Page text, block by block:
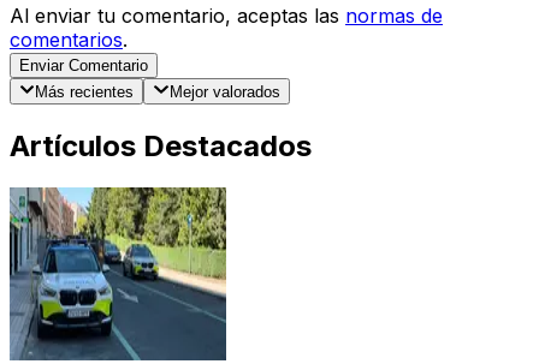
Al enviar tu comentario, aceptas las normas de
comentarios.
Enviar Comentario
Más recientes
Mejor valorados
Artículos Destacados